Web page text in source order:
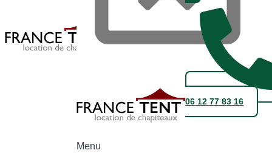
Menu
06 12 77 83 16